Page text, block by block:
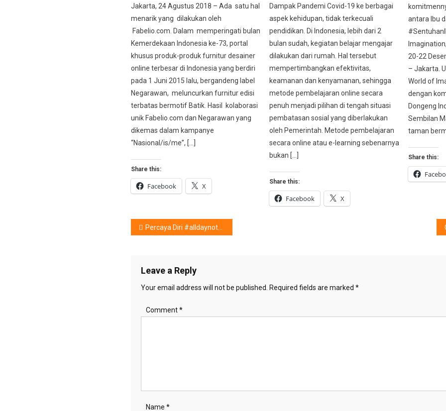
Jakarta, 24 Agustus 2018 – Ada satu hal
menarik yang dilakukan oleh
Fabelio.com. Dalam memperingati bulan
Kemerdekaan Indonesia ke-73, portal
khusus produk-produk furnitur desainer
online terbesar di Indonesia yang berdiri
pada 1 Juni 2015 lalu, bergandeng label
Negarawan, meluncurkan furnitur edisi
terbatas bermotif Batik. Hasil kolaborasi
unik Fabelio.com dan Negarawan yang
dikemas dalam kampanye
“Nasional/is/me”, […]
Share this:
Facebook X
Dampak Pandemi Covid-19 ke berbagai
aspek kehidupan, tidak terkecuali
pendidikan. Di Indonesia, lebih dari 2
bulan sudah, kegiatan belajar mengajar
dilakukan dari rumah. Hal tersebut
mempertimbangkan efektivitas,
keamanan dan kenyamanan, sehingga
metode pembelajaran online secara
penuh menjadi pilihan di tengah situasi
pembatasan sosial yang diberlakukan
oleh Pemerintah. Metode pembelajaran
secara online atau e-learning sebenarnya
bukan […]
Share this:
Facebook X
antara Ibu
20-22
– Jakarta.
World of
dengan
Dongeng
Sembilan
taman
Share this:
Post
Percaya Diri #alldaynotouchup Dengan LAKMÉ 9to5 Reinvent
Leave a Reply
Your email address will not be published. Required fields are marked *
Comment*
Name *